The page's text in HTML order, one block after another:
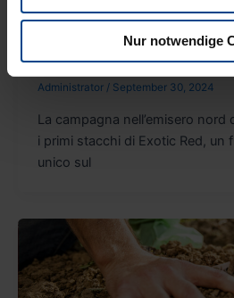
Nur notwendige
Jingold, al via la
rossa: volumi
Administrator / September 30, 2024
La campagna nell’emisero
i primi stacchi di Exotic Red, un
unico sul